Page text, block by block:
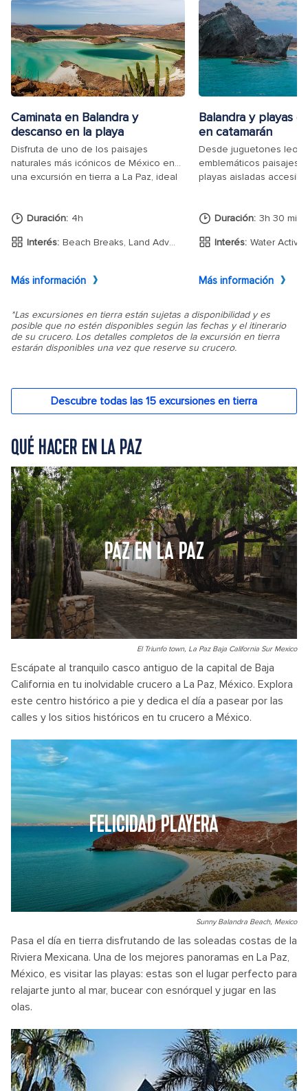
QUÉ HACER EN LA PAZ
PAZ EN LA PAZ
El Triunfo town, La Paz Baja California Sur Mexico
Escápate al tranquilo casco antiguo de la capital de Baja
California en tu inolvidable crucero a La Paz, México. Explora
este centro histórico a pie y dedica el día a pasear por las
calles y los sitios históricos en tu crucero a México.
FELICIDAD PLAYERA
Sunny Balandra Beach, Mexico
Pasa el día en tierra disfrutando de las soleadas costas de la
Riviera Mexicana. Una de los mejores panoramas en La Paz,
México, es visitar las playas: estas son el lugar perfecto para
relajarte junto al mar, bucear con esnórquel y jugar en las
olas.